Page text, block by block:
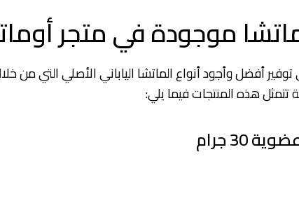
موجودة في متجر
أفضل وأجود أنواع الماتشا الياباني الأصلي التي
هذه المنتجات فيما يلي: